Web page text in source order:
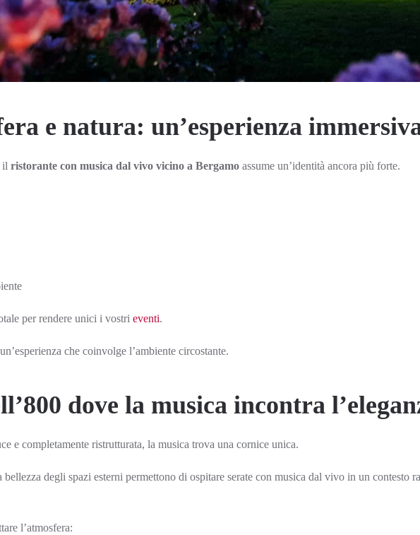
e natura: un’esperienza
il ristorante con musica dal vivo vicino a Bergamo assume un’identità ancora più forte.
per rendere unici i vostri eventi.
che coinvolge l’ambiente circostante.
dove la musica incontra
e completamente ristrutturata, la musica trova una cornice unica.
degli spazi esterni permettono di ospitare serate con musica dal vivo in un contesto
l’atmosfera: